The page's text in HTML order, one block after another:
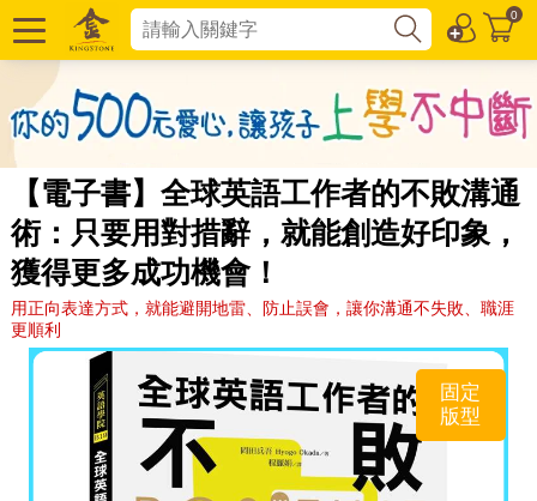
0
【電子書】全球英語工作者的不敗溝通
術：只要用對措辭，就能創造好印象，
獲得更多成功機會！
用正向表達方式，就能避開地雷、防止誤會，讓你溝通不失敗、職涯
更順利
固定
版型